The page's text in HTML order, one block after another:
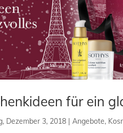
für ein
Dezember 3, 2018 |Angebote,